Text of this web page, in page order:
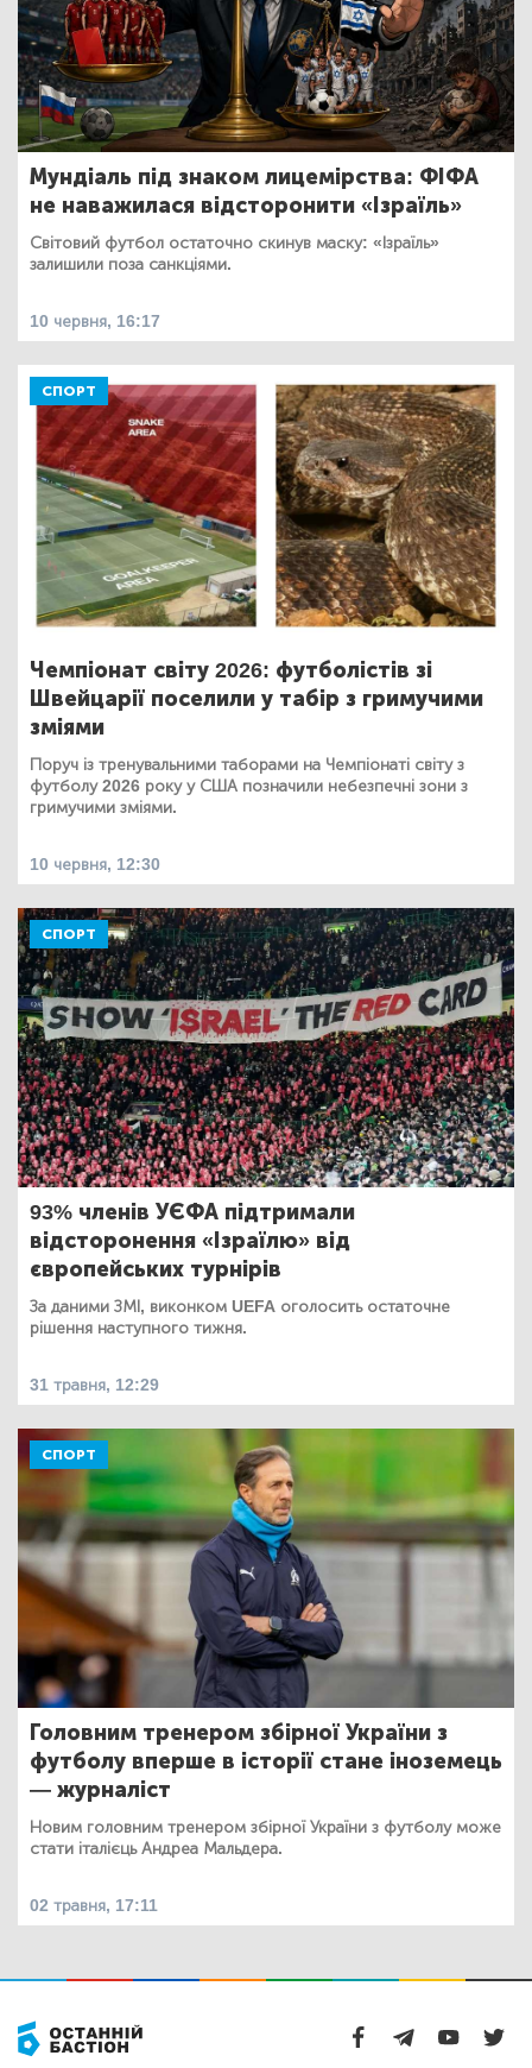
Мундіаль під знаком лицемірства: ФІФА
не наважилася відсторонити «Ізраїль»
Світовий футбол остаточно скинув маску: «Ізраїль»
залишили поза санкціями.
10 червня, 16:17
СПОРТ
Чемпіонат світу 2026: футболістів зі
Швейцарії поселили у табір з гримучими
зміями
Поруч із тренувальними таборами на Чемпіонаті світу з
футболу 2026 року у США позначили небезпечні зони з
гримучими зміями.
10 червня, 12:30
СПОРТ
93% членів УЄФА підтримали
відсторонення «Ізраїлю» від
європейських турнірів
За даними ЗМІ, виконком UEFA оголосить остаточне
рішення наступного тижня.
31 травня, 12:29
СПОРТ
Головним тренером збірної України з
футболу вперше в історії стане іноземець
— журналіст
Новим головним тренером збірної України з футболу може
стати італієць Андреа Мальдера.
02 травня, 17:11